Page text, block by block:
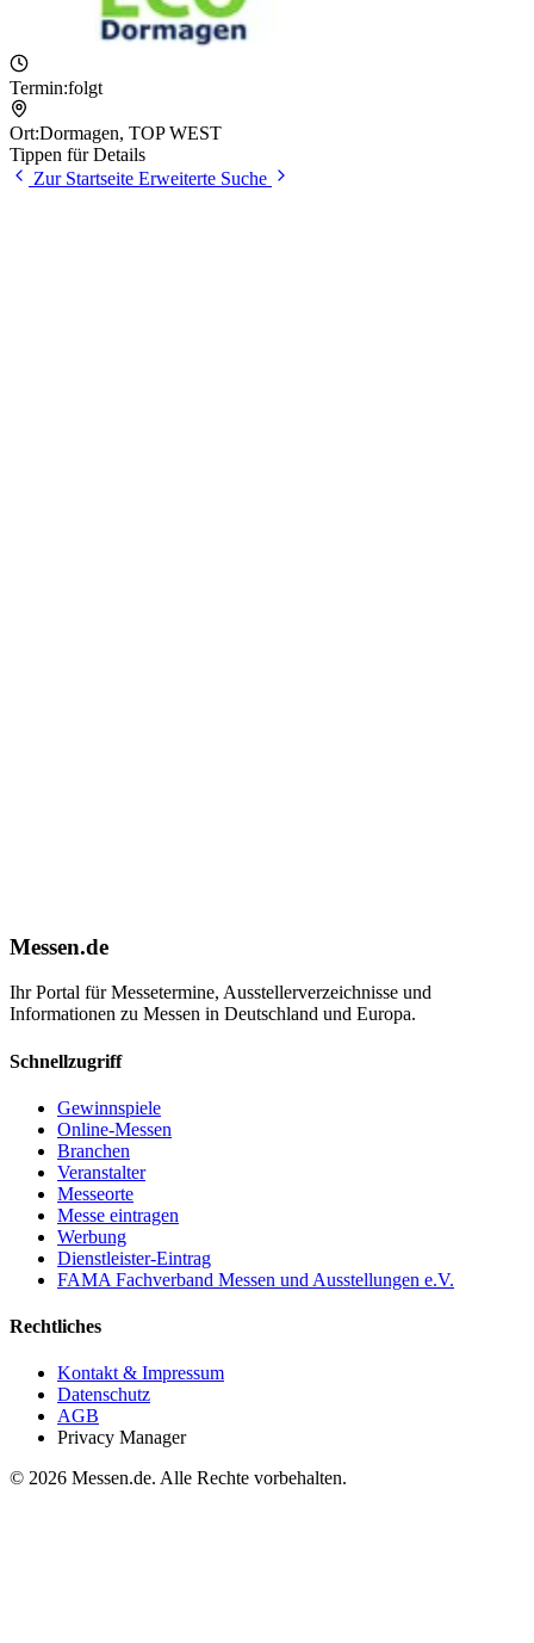
Termin:folgt
Ort:Dormagen, TOP WEST
Tippen für Details
Zur Startseite Erweiterte Suche
Messen.de
Ihr Portal für Messetermine, Ausstellerverzeichnisse und
Informationen zu Messen in Deutschland und Europa.
Schnellzugriff
Gewinnspiele
Online-Messen
Branchen
Veranstalter
Messeorte
Messe eintragen
Werbung
Dienstleister-Eintrag
FAMA Fachverband Messen und Ausstellungen e.V.
Rechtliches
Kontakt & Impressum
Datenschutz
AGB
Privacy Manager
© 2026 Messen.de. Alle Rechte vorbehalten.